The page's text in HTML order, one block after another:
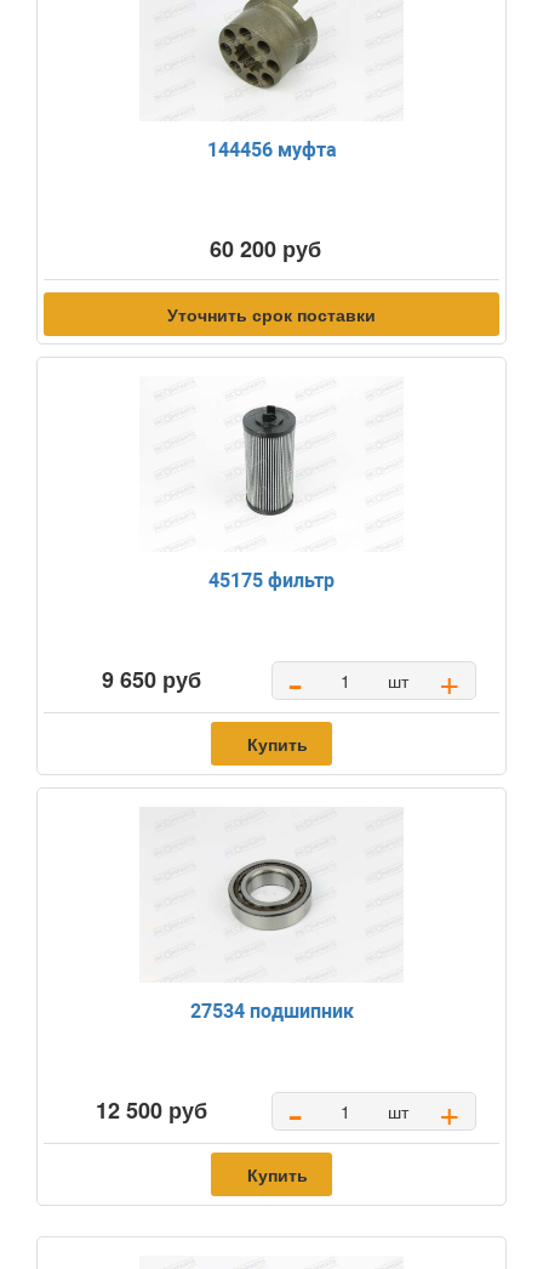
144456 муфта
60 200 руб
Уточнить срок поставки
45175 фильтр
9 650 руб - шт +
Купить
27534 подшипник
12 500 руб - шт +
Купить